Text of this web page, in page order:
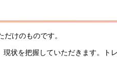
けのものです。
状を把握していただきます。ト